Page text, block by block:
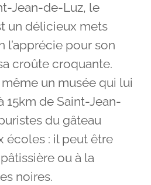
Jean-de-Luz, le
un délicieux mets
l’apprécie pour son
croûte croquante.
un musée qui lui
15km de Saint-Jean-
du gâteau
écoles : il peut être
ou à la
noires.